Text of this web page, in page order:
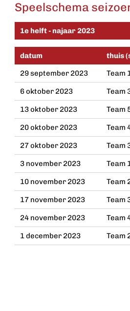
Speelschema
1e helft - najaar 2023
datum thuis
29 september 2023
Team
6 oktober 2023 Team
13 oktober 2023 Team
20 oktober 2023 Team
27 oktober 2023 Team
3 november 2023 Team
10 november 2023 Team
17 november 2023 Team
24 november 2023 Team
1 december 2023 Team